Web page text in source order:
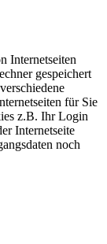
Internetseiten
gespeichert
für Sie
z.B. Ihr Login
Internetseite
noch